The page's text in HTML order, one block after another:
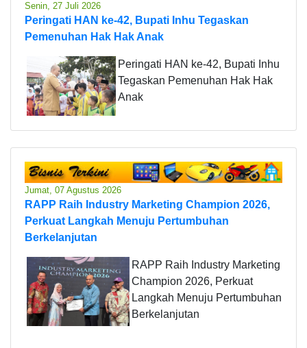
Senin, 27 Juli 2026
Peringati HAN ke-42, Bupati Inhu Tegaskan
Pemenuhan Hak Hak Anak
Peringati HAN ke-42, Bupati Inhu
Tegaskan Pemenuhan Hak Hak
Anak
Jumat, 07 Agustus 2026
RAPP Raih Industry Marketing Champion 2026,
Perkuat Langkah Menuju Pertumbuhan
Berkelanjutan
RAPP Raih Industry Marketing
Champion 2026, Perkuat
Langkah Menuju Pertumbuhan
Berkelanjutan